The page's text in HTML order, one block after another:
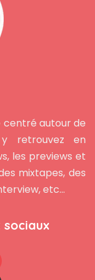
centré autour de
y retrouvez en
les previews et
mixtapes, des
etc...
sociaux